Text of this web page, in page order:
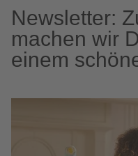
Newsletter:
machen wir
einem